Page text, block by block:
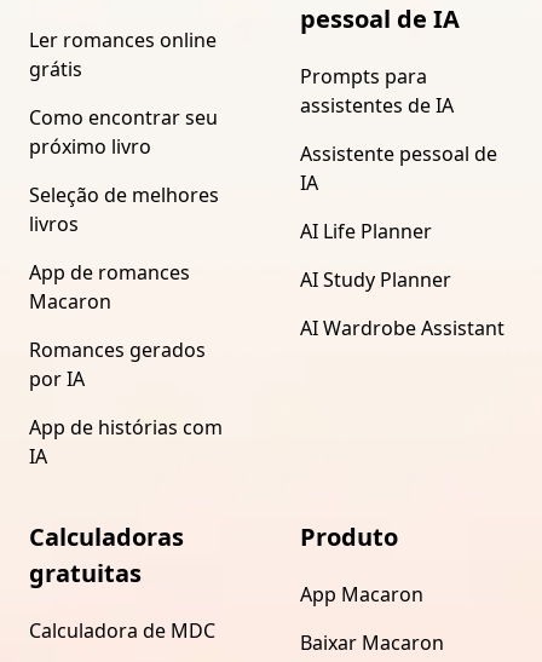
Ler romances online
grátis
Como encontrar seu
próximo livro
Seleção de melhores
livros
App de romances
Macaron
Romances gerados
por IA
App de histórias com
IA
pessoal de IA
Prompts para
assistentes de IA
Assistente pessoal de
IA
AI Life Planner
AI Study Planner
AI Wardrobe Assistant
Calculadoras
gratuitas
Calculadora de MDC
Produto
App Macaron
Baixar Macaron